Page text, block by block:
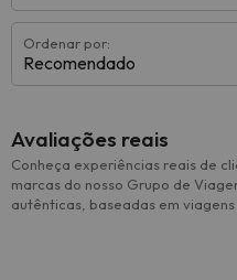
Ordenar por:
Recomendado
Avaliações reais
Conheça experiências reais de
marcas do nosso Grupo de
autênticas, baseadas em viagens